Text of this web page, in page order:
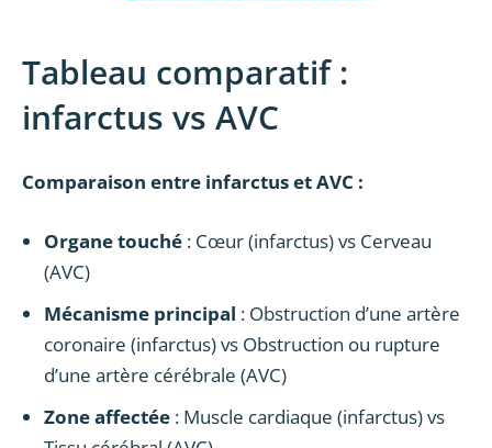
Tableau comparatif :
infarctus vs AVC
Comparaison entre infarctus et AVC :
Organe touché : Cœur (infarctus) vs Cerveau
(AVC)
Mécanisme principal : Obstruction d’une artère
coronaire (infarctus) vs Obstruction ou rupture
d’une artère cérébrale (AVC)
Zone affectée : Muscle cardiaque (infarctus) vs